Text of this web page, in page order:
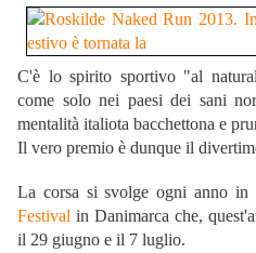
C'è lo spirito sportivo "al
come solo nei paesi dei sani
mentalità italiota bacchettona e
Il vero premio è dunque il
La corsa si svolge ogni anno in
Festival in Danimarca che,
il 29 giugno e il 7 luglio.